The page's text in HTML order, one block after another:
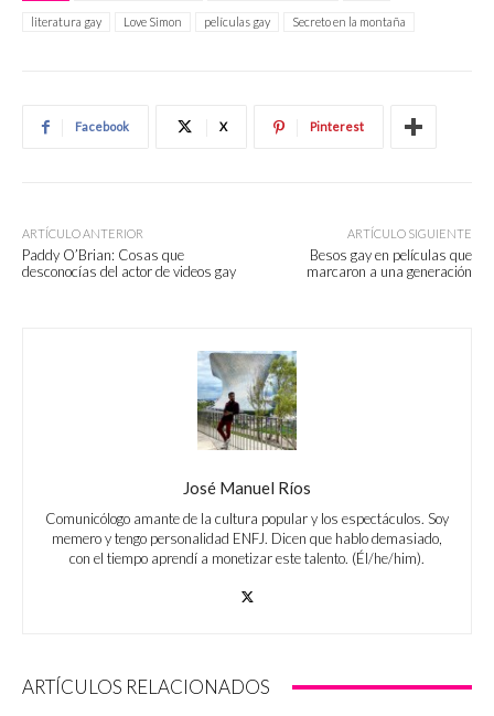
literatura gay Love Simon películas gay Secreto en la montaña
Facebook X Pinterest
ARTÍCULO ANTERIOR
Paddy O’Brian: Cosas que
desconocías del actor de videos gay
ARTÍCULO SIGUIENTE
Besos gay en películas que
marcaron a una generación
José Manuel Ríos
Comunicólogo amante de la cultura popular y los espectáculos. Soy
memero y tengo personalidad ENFJ. Dicen que hablo demasiado,
con el tiempo aprendí a monetizar este talento. (Él/he/him).
ARTÍCULOS RELACIONADOS